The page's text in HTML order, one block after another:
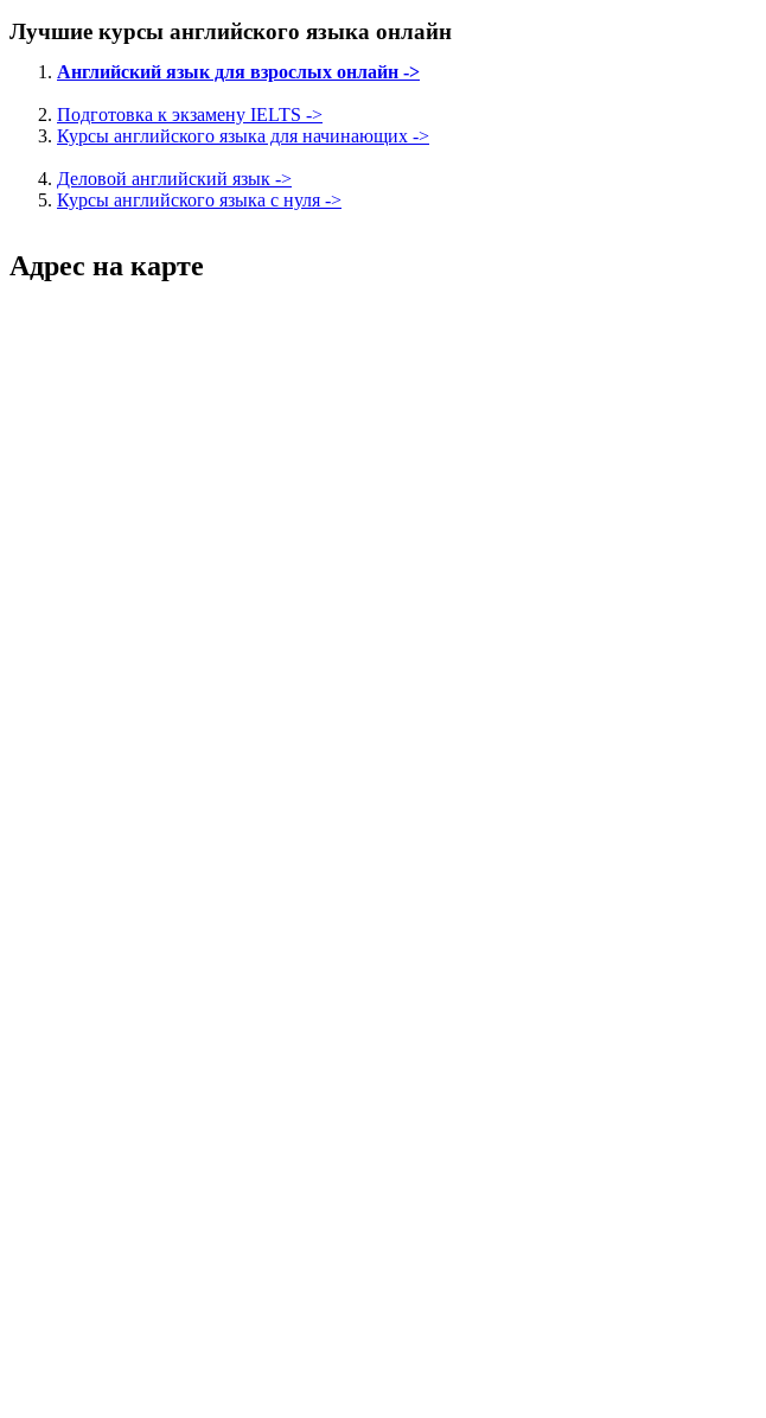
Лучшие курсы английского языка онлайн
Английский язык для взрослых онлайн ->
Подготовка к экзамену IELTS ->
Курсы английского языка для начинающих ->
Деловой английский язык ->
Курсы английского языка с нуля ->
Адрес на карте